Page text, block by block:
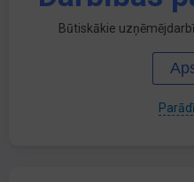
Būtiskākie